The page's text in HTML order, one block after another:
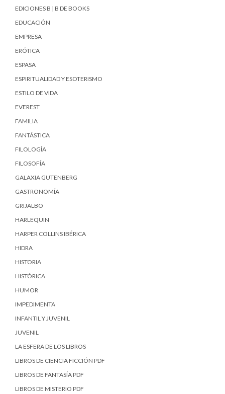
EDICIONES B | B DE BOOKS
EDUCACIÓN
EMPRESA
ERÓTICA
ESPASA
ESPIRITUALIDAD Y ESOTERISMO
ESTILO DE VIDA
EVEREST
FAMILIA
FANTÁSTICA
FILOLOGÍA
FILOSOFÍA
GALAXIA GUTENBERG
GASTRONOMÍA
GRIJALBO
HARLEQUIN
HARPER COLLINS IBÉRICA
HIDRA
HISTORIA
HISTÓRICA
HUMOR
IMPEDIMENTA
INFANTIL Y JUVENIL
JUVENIL
LA ESFERA DE LOS LIBROS
LIBROS DE CIENCIA FICCIÓN PDF
LIBROS DE FANTASÍA PDF
LIBROS DE MISTERIO PDF